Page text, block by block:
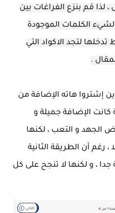
لذا قم بنزع الفراغات بين
الكلمات الموجودة
لتجد الاكواد التي
.
إشتروا هاته الإضافة من
كانت الإضافة جميلة و
الجهد و التعب ، لكنها
رغم أن الطريقة الثانية
، و لكنها لا تنجح على كل